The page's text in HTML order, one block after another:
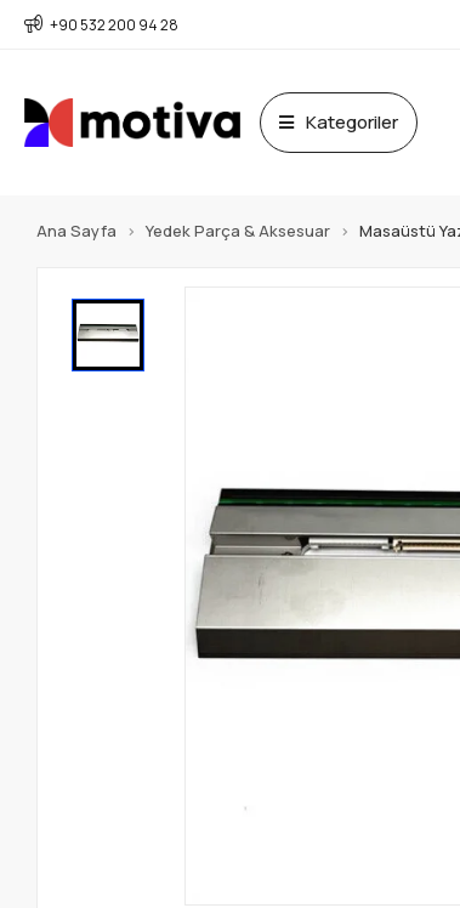
+90 532 200 94 28
Kategoriler
Ana Sayfa Yedek Parça & Aksesuar Masaüstü